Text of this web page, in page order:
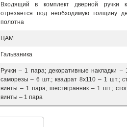
Входящий в комплект дверной ручки
отрезается под необходимую толщину
полотна
ЦАМ
Гальваника
Ручки – 1 пара; декоративные накладки –
саморезы – 6 шт.; квадрат 8х110 – 1 шт.;
винты – 1 пара; шестигранник – 1 шт.;
винты – 1 пара